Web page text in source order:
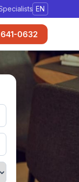
EN
0632